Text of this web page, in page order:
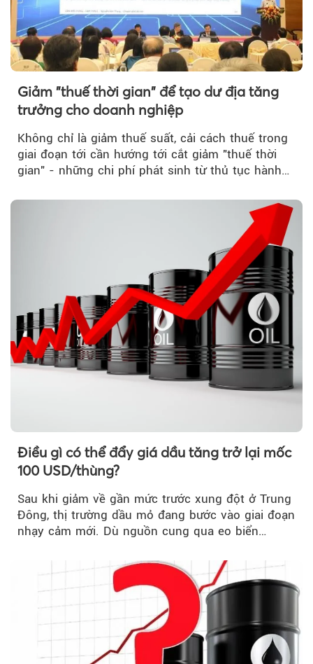
Giảm "thuế thời gian" để tạo dư địa tăng
trưởng cho doanh nghiệp
Không chỉ là giảm thuế suất, cải cách thuế trong
giai đoạn tới cần hướng tới cắt giảm "thuế thời
gian" - những chi phí phát sinh từ thủ tục hành
Điều gì có thể đẩy giá dầu tăng trở lại mốc
100 USD/thùng?
Sau khi giảm về gần mức trước xung đột ở Trung
Đông, thị trường dầu mỏ đang bước vào giai đoạn
nhạy cảm mới. Dù nguồn cung qua eo biển